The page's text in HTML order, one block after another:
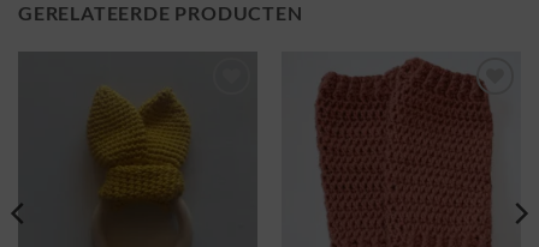
GERELATEERDE PRODUCTEN
Toevoegen
Toevoegen
aan
wenslijst